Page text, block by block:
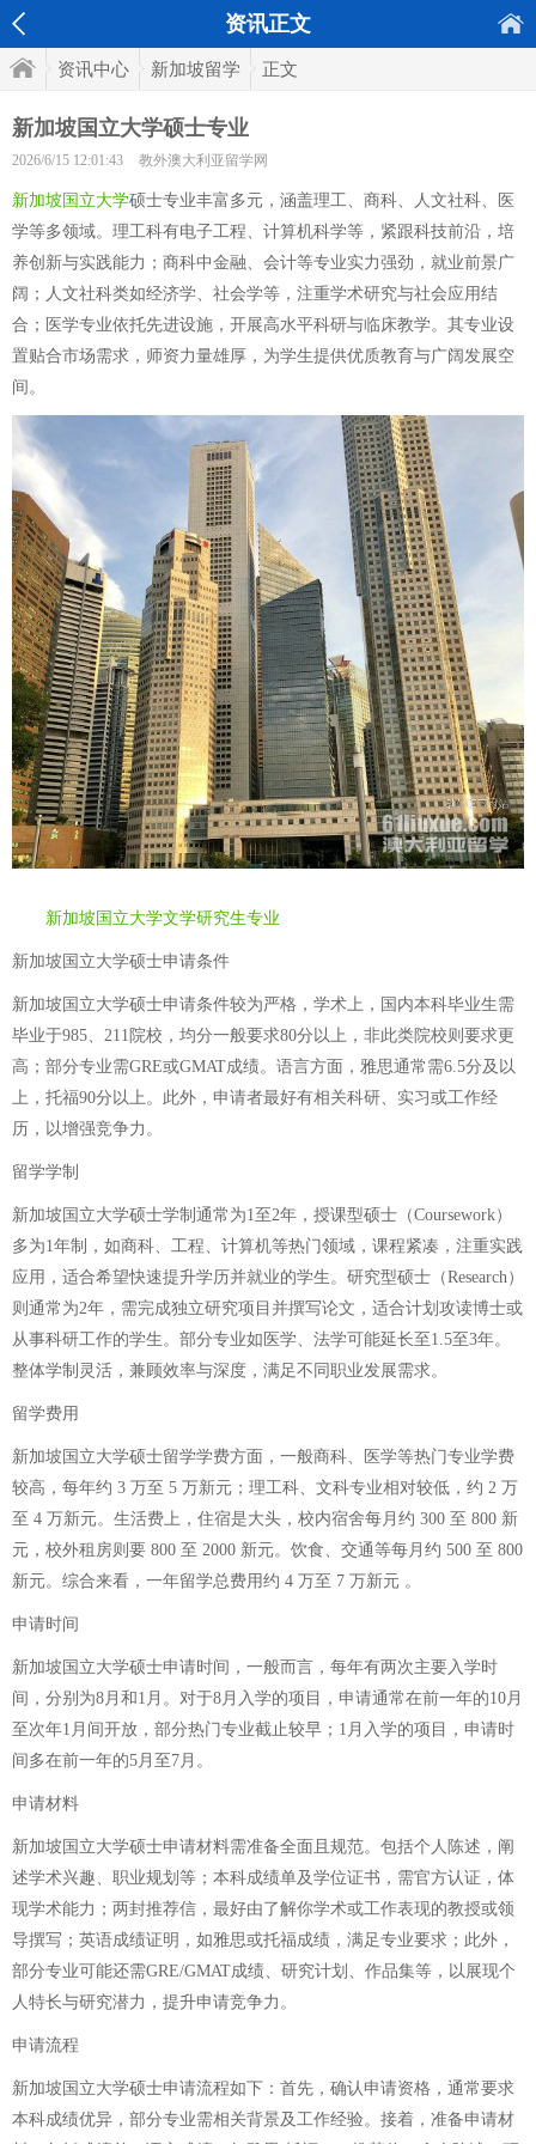
资讯正文
资讯中心 新加坡留学 正文
新加坡国立大学硕士专业
2026/6/15 12:01:43 教外澳大利亚留学网
新加坡国立大学硕士专业丰富多元，涵盖理工、商科、人文社科、医
学等多领域。理工科有电子工程、计算机科学等，紧跟科技前沿，培
养创新与实践能力；商科中金融、会计等专业实力强劲，就业前景广
阔；人文社科类如经济学、社会学等，注重学术研究与社会应用结
合；医学专业依托先进设施，开展高水平科研与临床教学。其专业设
置贴合市场需求，师资力量雄厚，为学生提供优质教育与广阔发展空
间。
新加坡国立大学文学研究生专业
新加坡国立大学硕士申请条件
新加坡国立大学硕士申请条件较为严格，学术上，国内本科毕业生需
毕业于985、211院校，均分一般要求80分以上，非此类院校则要求更
高；部分专业需GRE或GMAT成绩。语言方面，雅思通常需6.5分及以
上，托福90分以上。此外，申请者最好有相关科研、实习或工作经
历，以增强竞争力。
留学学制
新加坡国立大学硕士学制通常为1至2年，授课型硕士（Coursework）
多为1年制，如商科、工程、计算机等热门领域，课程紧凑，注重实践
应用，适合希望快速提升学历并就业的学生。研究型硕士（Research）
则通常为2年，需完成独立研究项目并撰写论文，适合计划攻读博士或
从事科研工作的学生。部分专业如医学、法学可能延长至1.5至3年。
整体学制灵活，兼顾效率与深度，满足不同职业发展需求。
留学费用
新加坡国立大学硕士留学学费方面，一般商科、医学等热门专业学费
较高，每年约 3 万至 5 万新元；理工科、文科专业相对较低，约 2 万
至 4 万新元。生活费上，住宿是大头，校内宿舍每月约 300 至 800 新
元，校外租房则要 800 至 2000 新元。饮食、交通等每月约 500 至 800
新元。综合来看，一年留学总费用约 4 万至 7 万新元 。
申请时间
新加坡国立大学硕士申请时间，一般而言，每年有两次主要入学时
间，分别为8月和1月。对于8月入学的项目，申请通常在前一年的10月
至次年1月间开放，部分热门专业截止较早；1月入学的项目，申请时
间多在前一年的5月至7月。
申请材料
新加坡国立大学硕士申请材料需准备全面且规范。包括个人陈述，阐
述学术兴趣、职业规划等；本科成绩单及学位证书，需官方认证，体
现学术能力；两封推荐信，最好由了解你学术或工作表现的教授或领
导撰写；英语成绩证明，如雅思或托福成绩，满足专业要求；此外，
部分专业可能还需GRE/GMAT成绩、研究计划、作品集等，以展现个
人特长与研究潜力，提升申请竞争力。
申请流程
新加坡国立大学硕士申请流程如下：首先，确认申请资格，通常要求
本科成绩优异，部分专业需相关背景及工作经验。接着，准备申请材